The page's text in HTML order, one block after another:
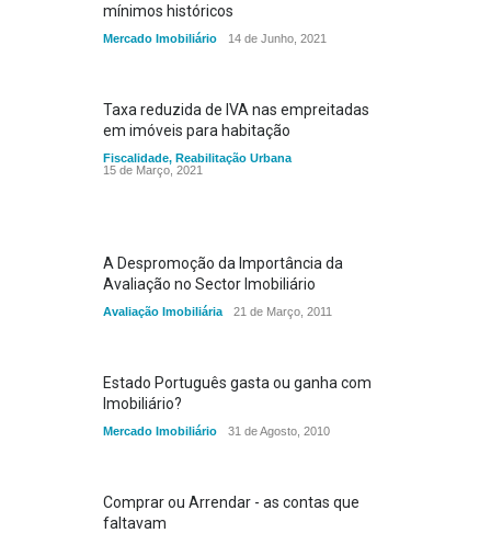
mínimos históricos
Mercado Imobiliário 14 de Junho, 2021
Taxa reduzida de IVA nas empreitadas
em imóveis para habitação
Fiscalidade, Reabilitação Urbana
15 de Março, 2021
A Despromoção da Importância da
Avaliação no Sector Imobiliário
Avaliação Imobiliária 21 de Março, 2011
Estado Português gasta ou ganha com
Imobiliário?
Mercado Imobiliário 31 de Agosto, 2010
Comprar ou Arrendar - as contas que
faltavam